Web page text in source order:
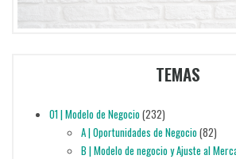
TEMAS
01 | Modelo de Negocio(232)
A | Oportunidades de Negocio(82)
B | Modelo de negocio y Ajuste al